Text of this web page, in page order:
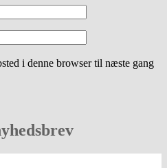
i denne browser til næste gang